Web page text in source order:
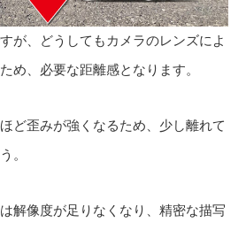
が、どうしてもカメラのレンズによ
め、必要な距離感となります。
ど歪みが強くなるため、少し離れて
。
解像度が足りなくなり、精密な描写